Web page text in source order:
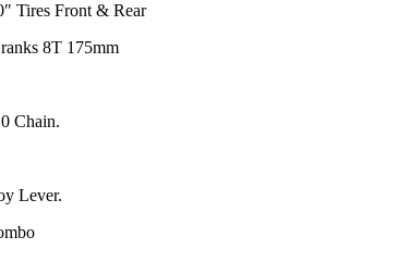
Tires Front & Rear
8T 175mm
Chain.
Lever.